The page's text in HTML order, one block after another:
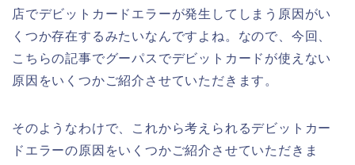
店でデビットカードエラーが発生してしまう原因がい
くつか存在するみたいなんですよね。なので、今回、
こちらの記事でグーパスでデビットカードが使えない
原因をいくつかご紹介させていただきます。
そのようなわけで、これから考えられるデビットカー
ドエラーの原因をいくつかご紹介させていただきま